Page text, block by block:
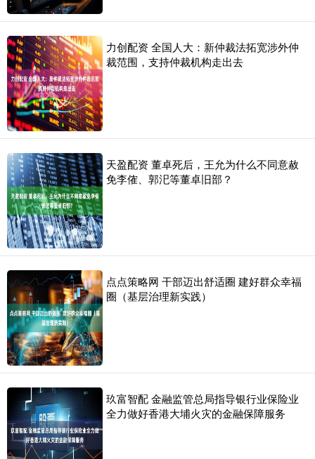
力创配资 全国人大：新仲裁法拓宽涉外仲
裁范围，支持仲裁机构走出去
天盈配资 董卓死后，王允为什么不同意赦
免李傕、郭汜等董卓旧部？
点点策略网 干部迈出舒适圈 建好群众幸福
圈（基层治理新实践）
玖富智配 金融监管总局指导银行业保险业
全力做好香港大埔火灾的金融保障服务